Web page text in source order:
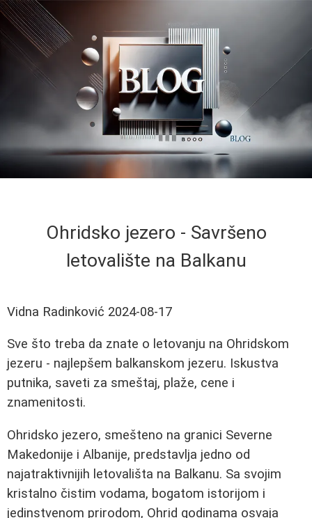
Ohridsko jezero - Savršeno
letovalište na Balkanu
Vidna Radinković 2024-08-17
Sve što treba da znate o letovanju na Ohridskom
jezeru - najlepšem balkanskom jezeru. Iskustva
putnika, saveti za smeštaj, plaže, cene i
znamenitosti.
Ohridsko jezero, smešteno na granici Severne
Makedonije i Albanije, predstavlja jedno od
najatraktivnijih letovališta na Balkanu. Sa svojim
kristalno čistim vodama, bogatom istorijom i
jedinstvenom prirodom, Ohrid godinama osvaja